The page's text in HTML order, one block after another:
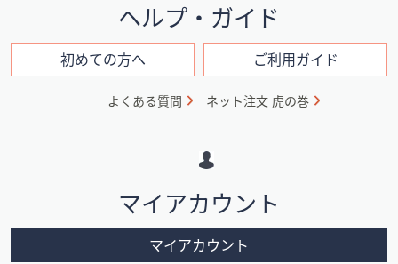
ン
ン
ヘルプ・ガイド
初めての方へ ご利用ガイド
よくある質問 ネット注文 虎の巻
マイアカウント
マイアカウント